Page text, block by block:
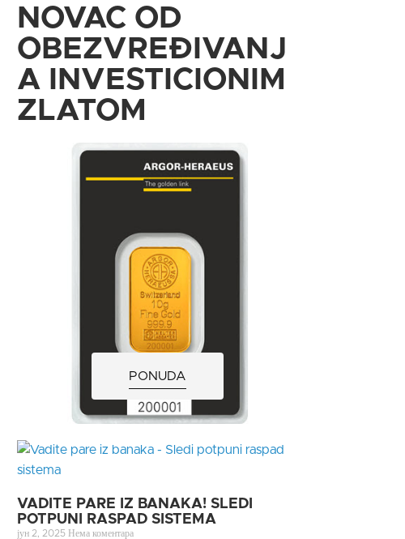
NOVAC OD
OBEZVREĐIVANJ
A INVESTICIONIM
ZLATOM
PONUDA
VADITE PARE IZ BANAKA! SLEDI
POTPUNI RASPAD SISTEMA
јун 2, 2025 Нема коментара